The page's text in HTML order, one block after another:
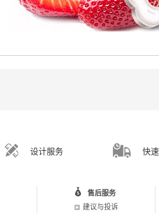
设计服务 快
售后服务
建议与投诉